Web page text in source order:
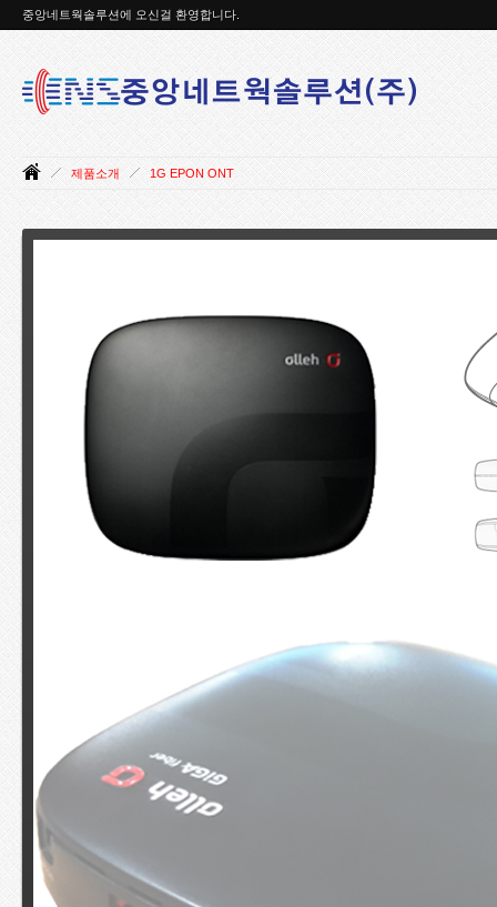
중앙네트웍솔루션에 오신걸 환영합니다.
제품소개 1G EPON ONT